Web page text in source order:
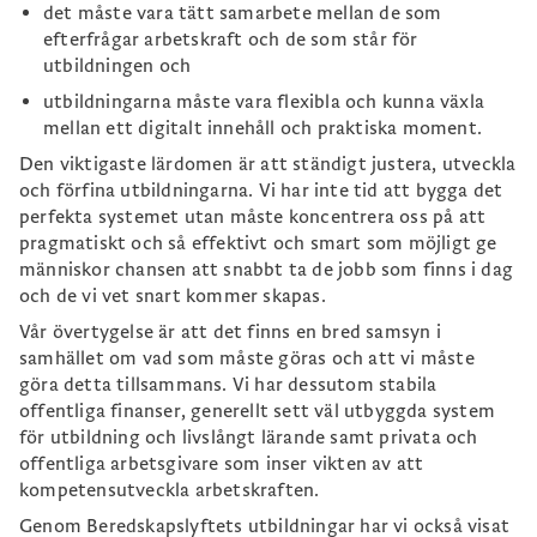
det måste vara tätt samarbete mellan de som
efterfrågar arbetskraft och de som står för
utbildningen och
utbildningarna måste vara flexibla och kunna växla
mellan ett digitalt innehåll och praktiska moment.
Den viktigaste lärdomen är att ständigt justera, utveckla
och förfina utbildningarna. Vi har inte tid att bygga det
perfekta systemet utan måste koncentrera oss på att
pragmatiskt och så effektivt och smart som möjligt ge
människor chansen att snabbt ta de jobb som finns i dag
och de vi vet snart kommer skapas.
Vår övertygelse är att det finns en bred samsyn i
samhället om vad som måste göras och att vi måste
göra detta tillsammans. Vi har dessutom stabila
offentliga finanser, generellt sett väl utbyggda system
för utbildning och livslångt lärande samt privata och
offentliga arbetsgivare som inser vikten av att
kompetensutveckla arbetskraften.
Genom Beredskapslyftets utbildningar har vi också visat